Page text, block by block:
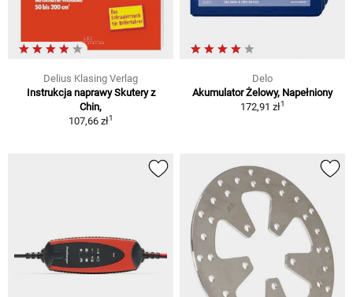
Delius Klasing Verlag
Instrukcja naprawy Skutery z
Chin,
107,66 zł1
Delo
Akumulator Żelowy, Napełniony
172,91 zł1